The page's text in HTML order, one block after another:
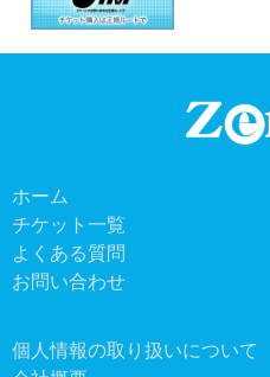
ホーム
チケット一覧
よくある質問
お問い合わせ
個人情報の取り扱いについて